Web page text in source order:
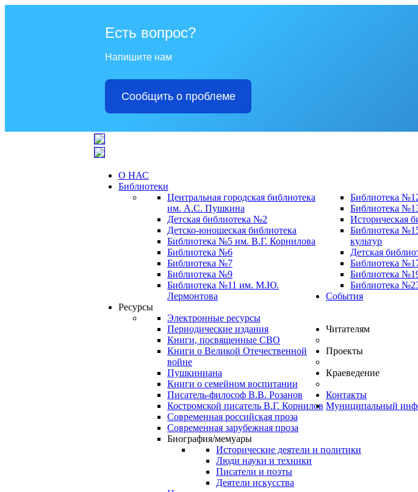
Есть вопрос?
Напишите нам
Сообщить о проблеме
О НАС
Библиотеки
Центральная городская библиотека
им. А.С. Пушкина
Детская библиотека №2
Детско-юношеская библиотека
Библиотека №5 им. В.Г. Корнилова
Библиотека №6
Библиотека №7
Библиотека №9
Библиотека №11 им. М.Ю.
Лермонтова
Библиотека
Библиотека
Историческая
Библиотека
культур
Детская
Библиотека
Библиотека
Библиотека
События
Ресурсы
Электронные ресурсы
Периодические издания
Книги, посвященные СВО
Книги о Великой Отечественной
войне
Пушкиниана
Книги о семейном воспитании
Писатель-философ В.В. Розанов
Костромской писатель В.Г. Корнилов
Современная российская проза
Современная зарубежная проза
Биография/мемуары
Исторические деятели и политики
Люди науки и техники
Писатели и поэты
Деятели искусства
Читателям
Проекты
Краеведение
Контакты
Муниципальный